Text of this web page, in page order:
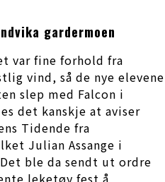
gardermoen
var fine forhold fra
vind, så de nye elevene
slep med Falcon i
det kanskje at aviser
Tidende fra
Julian Assange i
ble da sendt ut ordre
leketøy fest å